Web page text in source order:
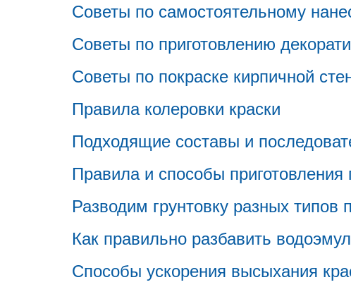
Советы по самостоятельному
Советы по приготовлению
Советы по покраске кирпичной
Правила колеровки краски
Подходящие составы и
Правила и способы приготовления
Разводим грунтовку разных типов
Как правильно разбавить
Способы ускорения высыхания